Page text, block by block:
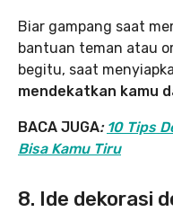
Biar gampang saat
bantuan teman atau
begitu, saat
mendekatkan kamu
BACA JUGA: 10 Tips
Bisa Kamu Tiru
8. Ide dekorasi